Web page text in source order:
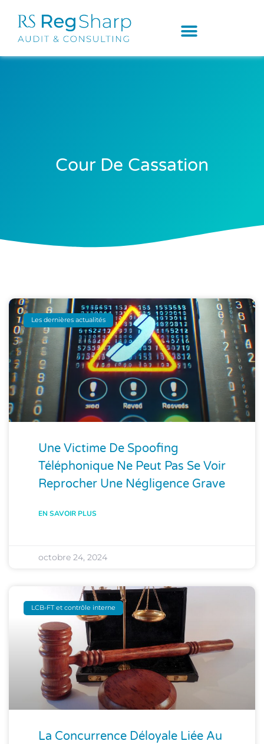
Cour De Cassation
Les dernières actualités
Une Victime De Spoofing
Téléphonique Ne Peut Pas Se Voir
Reprocher Une Négligence Grave
EN SAVOIR PLUS
octobre 24, 2024
LCB-FT et contrôle interne
La Concurrence Déloyale Liée Au